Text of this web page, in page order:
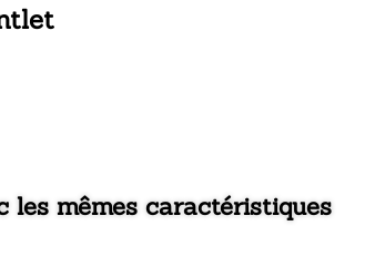
les mêmes caractéristiques